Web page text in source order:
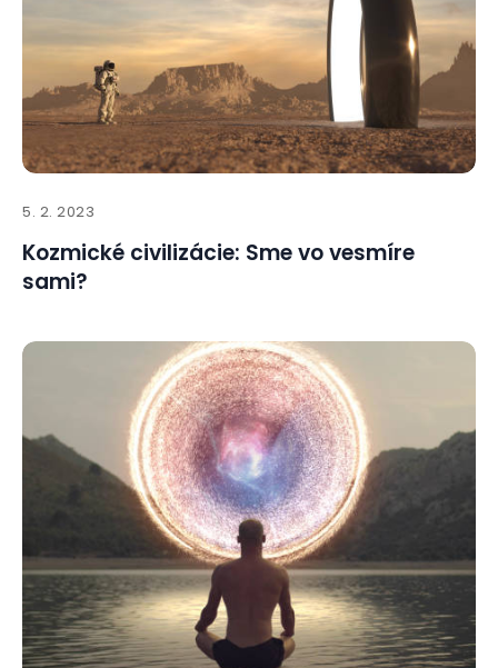
5. 2. 2023
Kozmické civilizácie: Sme vo vesmíre
sami?